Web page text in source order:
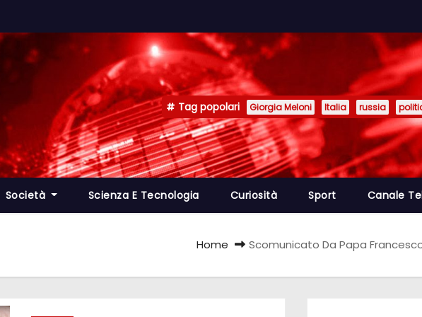
Tag popolari Giorgia Meloni Italia russia
Società Scienza E Tecnologia Curiosità Sport Canale
Home Scomunicato Da Papa